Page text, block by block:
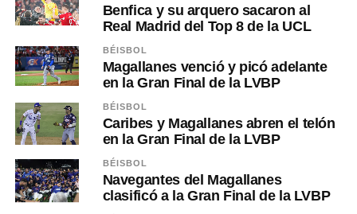
Benfica y su arquero sacaron al
Real Madrid del Top 8 de la UCL
BÉISBOL
Magallanes venció y picó adelante
en la Gran Final de la LVBP
BÉISBOL
Caribes y Magallanes abren el telón
en la Gran Final de la LVBP
BÉISBOL
Navegantes del Magallanes
clasificó a la Gran Final de la LVBP